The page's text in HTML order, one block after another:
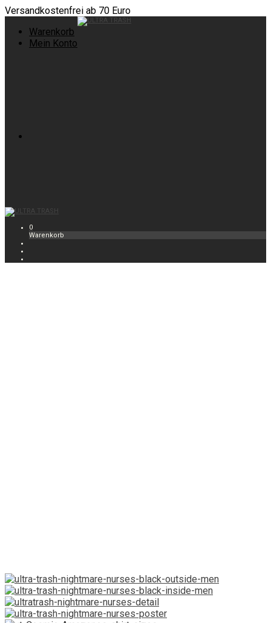
Versandkostenfrei ab 70 Euro
Warenkorb
Mein Konto
0
Warenkorb